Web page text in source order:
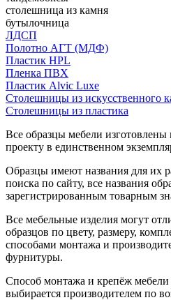
столешница из камня
бутылочница
ЛДСП
Полотно АГТ (МДФ)
Пластик HPL
Пленка ПВХ
Пластик Alvic Luxe
Столешницы из искусственного
Столешницы из пластика
Все образцы мебели
проекту в единственном
Образцы имеют названия для их
поиска по сайту, все названия
зарегистрированным товарным
Все мебельные изделия могут
образцов по цвету, размеру,
способами монтажа и
фурнитуры.
Способ монтажа и крепёж мебели
выбирается производителем по